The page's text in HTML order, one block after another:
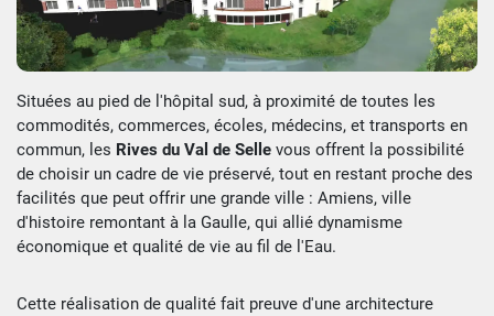
Situées au pied de l'hôpital sud, à proximité de toutes les
commodités, commerces, écoles, médecins, et transports en
commun, les Rives du Val de Selle vous offrent la possibilité
de choisir un cadre de vie préservé, tout en restant proche des
facilités que peut offrir une grande ville : Amiens, ville
d'histoire remontant à la Gaulle, qui allié dynamisme
économique et qualité de vie au fil de l'Eau.
Cette réalisation de qualité fait preuve d'une architecture